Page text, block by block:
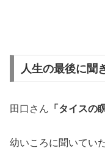
人生の最後に聞
田口さん 「タイスの
幼いころに聞いてい